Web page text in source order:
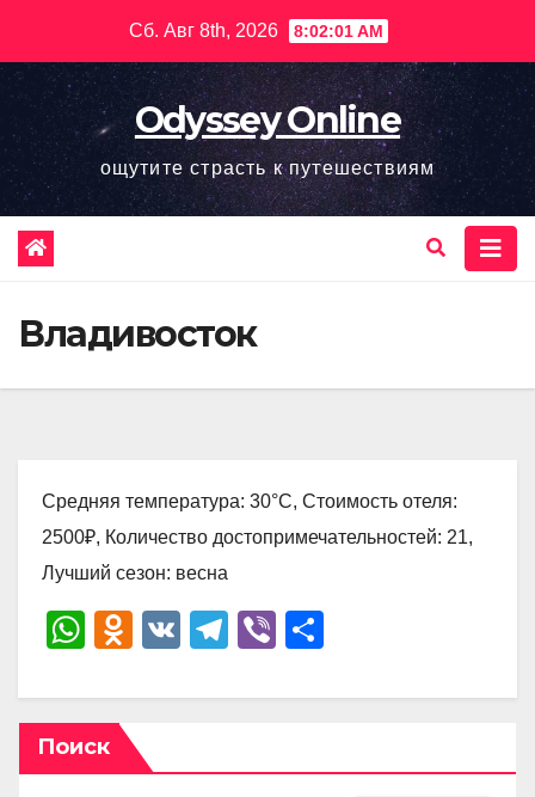
содержимому
Сб. Авг 8th, 2026 8:02:02 AM
Odyssey Online
ощутите страсть к путешествиям
Владивосток
Средняя температура: 30°C, Стоимость отеля:
2500₽, Количество достопримечательностей: 21,
Лучший сезон: весна
W
at
s
A
O
n
o
kl
V
T
e
a
Vi
er р
в
Поиск